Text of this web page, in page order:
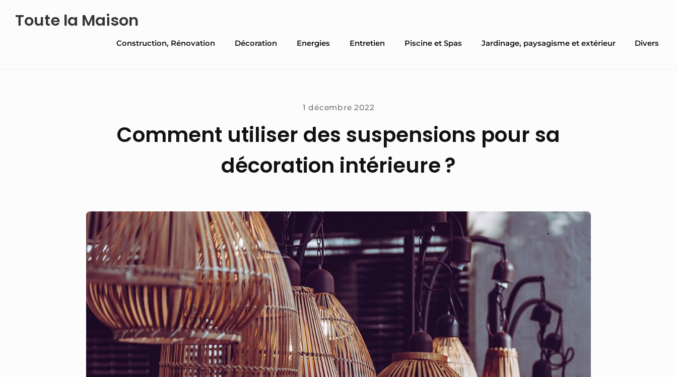
Toute la Maison
Site
Construction, Rénovation Décoration Energies Entretien Piscine et Spas Jardinage, paysagisme et extérieur Divers
1 décembre 2022
Comment utiliser des suspensions pour sa
décoration intérieure ?